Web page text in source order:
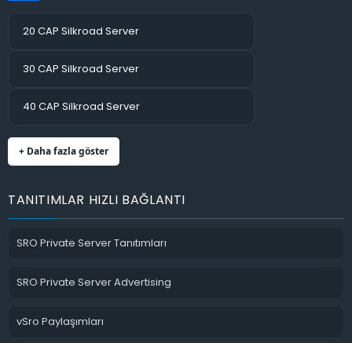
20 CAP Silkroad Server
30 CAP Silkroad Server
40 CAP Silkroad Server
+ Daha fazla göster
TANITIMLAR HIZLI BAĞLANTI
SRO Private Server Tanıtımları
SRO Private Server Advertising
vSro Paylaşımları